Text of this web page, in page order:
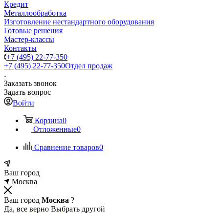
Кредит
Металлообработка
Изготовление нестандартного оборудования
Готовые решения
Мастер-классы
Контакты
+7 (495) 22-77-350
+7 (495) 22-77-350Отдел продаж
Заказать звонок
Задать вопрос
Войти
Корзина0
Отложенные0
Сравнение товаров0
Ваш город
Москва
Ваш город Москва ?
Да, все верно Выбрать другой